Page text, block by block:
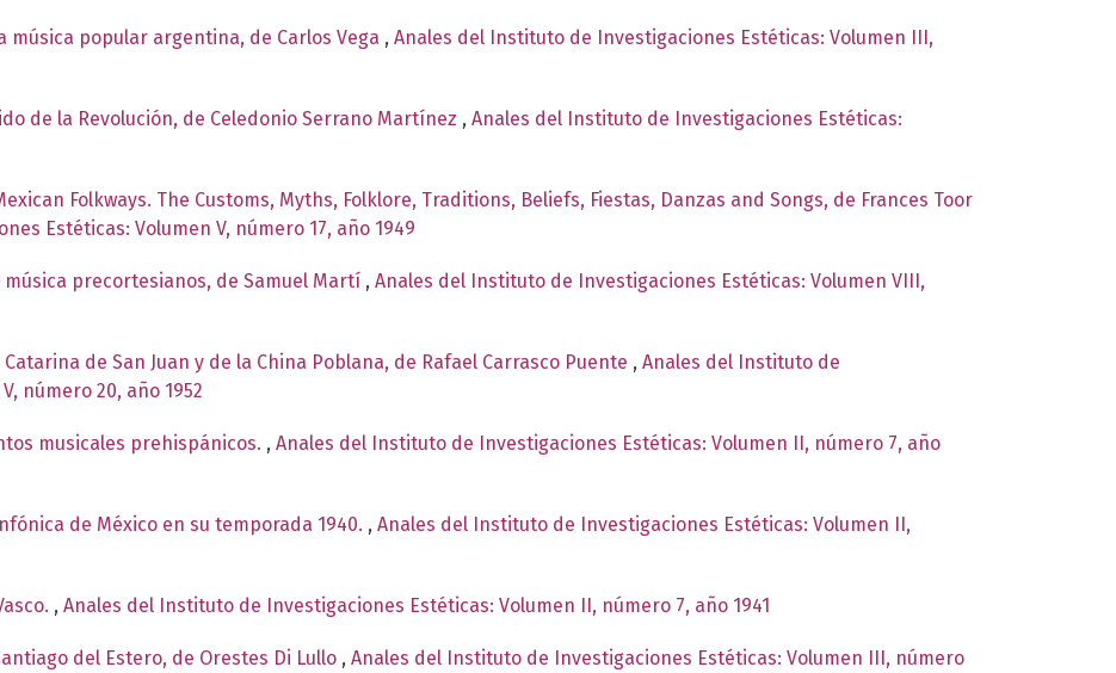
música popular argentina, de Carlos Vega , Anales del Instituto de Investigaciones Estéticas: Volumen III,
de la Revolución, de Celedonio Serrano Martínez , Anales del Instituto de Investigaciones Estéticas:
Folkways. The Customs, Myths, Folklore, Traditions, Beliefs, Fiestas, Danzas and Songs, de Frances Toor
Estéticas: Volumen V, número 17, año 1949
música precortesianos, de Samuel Martí , Anales del Instituto de Investigaciones Estéticas: Volumen VIII,
de San Juan y de la China Poblana, de Rafael Carrasco Puente , Anales del Instituto de
número 20, año 1952
musicales prehispánicos. , Anales del Instituto de Investigaciones Estéticas: Volumen II, número 7, año
de México en su temporada 1940. , Anales del Instituto de Investigaciones Estéticas: Volumen II,
, Anales del Instituto de Investigaciones Estéticas: Volumen II, número 7, año 1941
del Estero, de Orestes Di Lullo , Anales del Instituto de Investigaciones Estéticas: Volumen III, número